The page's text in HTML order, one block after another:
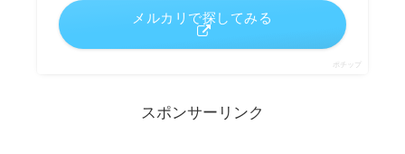
メルカリで探してみる
ポチップ
スポンサーリンク